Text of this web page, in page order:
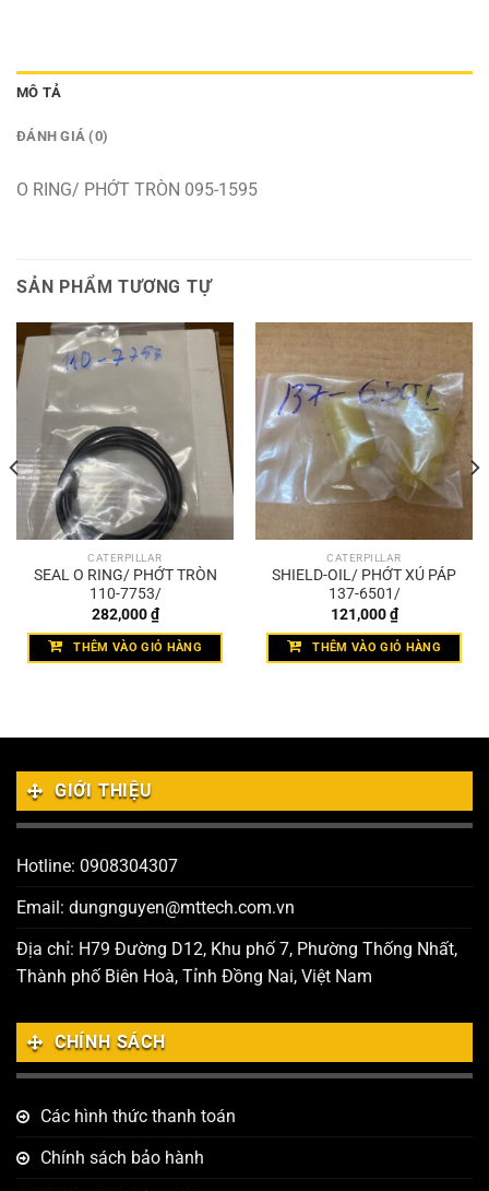
MÔ TẢ
ĐÁNH GIÁ (0)
O RING/ PHỚT TRÒN 095-1595
SẢN PHẨM TƯƠNG TỰ
CATERPILLAR
SEAL O RING/ PHỚT TRÒN
110-7753/
282,000₫
THÊM VÀO GIỎ HÀNG
CATERPILLAR
SHIELD-OIL/ PHỚT XÚ PÁP
137-6501/
121,000₫
THÊM VÀO GIỎ HÀNG
GIỚI THIỆU
Hotline: 0908304307
Email: dungnguyen@mttech.com.vn
Địa chỉ: H79 Đường D12, Khu phố 7, Phường Thống Nhất,
Thành phố Biên Hoà, Tỉnh Đồng Nai, Việt Nam
CHÍNH SÁCH
Các hình thức thanh toán
Chính sách bảo hành